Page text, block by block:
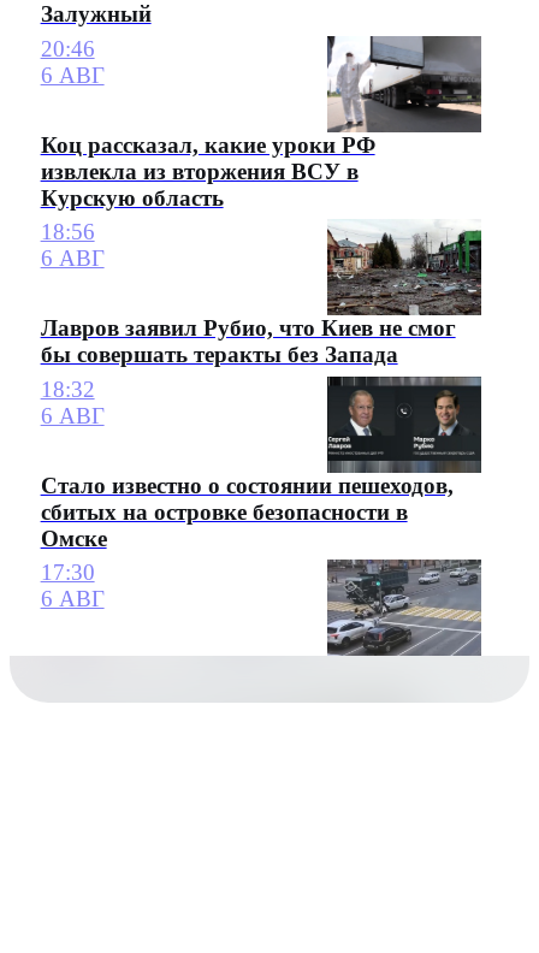
Залужный
20:46
6 АВГ
Коц рассказал, какие уроки РФ
извлекла из вторжения ВСУ в
Курскую область
18:56
6 АВГ
Лавров заявил Рубио, что Киев не смог
бы совершать теракты без Запада
18:32
6 АВГ
Стало известно о состоянии пешеходов,
сбитых на островке безопасности в
Омске
17:30
6 АВГ